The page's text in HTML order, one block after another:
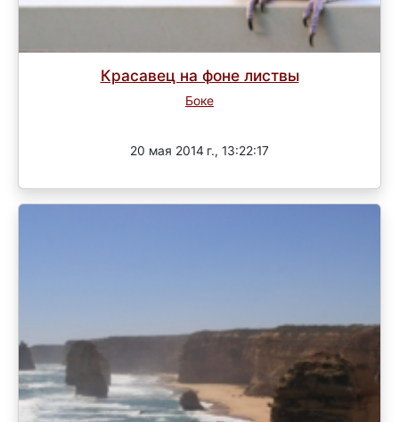
Красавец на фоне листвы
Боке
20 мая 2014 г., 13:22:17